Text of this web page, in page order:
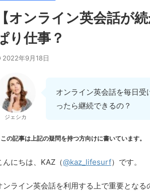
【オンライン英会話が
り仕事？
2022年9月18日
ジェシカ
オンライン英会話を毎日
ったら継続できるの？
の記事は上記の疑問を持つ方向けに書いています。
んにちは、KAZ（@kaz_lifesurf）です。
ンライン英会話を利用する上で重要となる